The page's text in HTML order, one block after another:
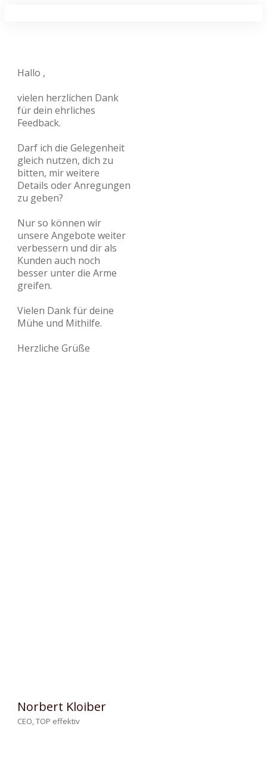
Norbert Kloiber
CEO, TOP effektiv
Hallo ,
vielen herzlichen Dank
für dein ehrliches
Feedback.
Darf ich die Gelegenheit
gleich nutzen, dich zu
bitten, mir weitere
Details oder Anregungen
zu geben?
Nur so können wir
unsere Angebote weiter
verbessern und dir als
Kunden auch noch
besser unter die Arme
greifen.
Vielen Dank für deine
Mühe und Mithilfe.
Herzliche Grüße